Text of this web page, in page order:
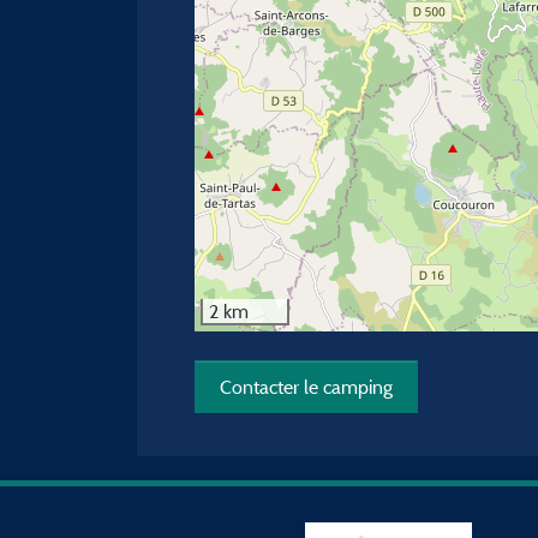
2 km
Contacter le camping